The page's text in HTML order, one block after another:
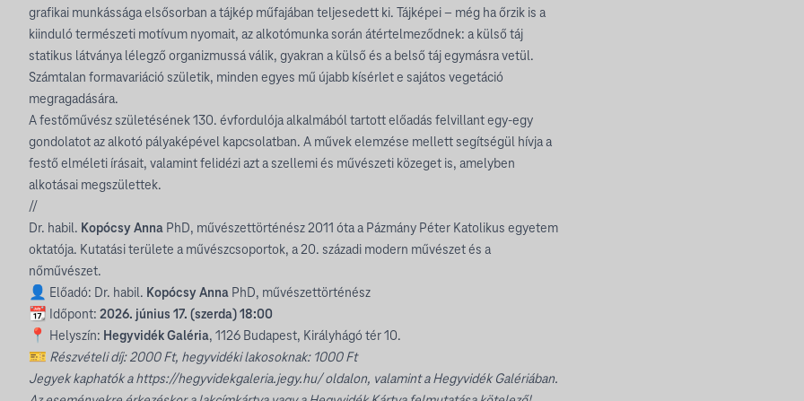
grafikai munkássága elsősorban a tájkép műfajában teljesedett ki. Tájképei – még ha őrzik is a
kiinduló természeti motívum nyomait, az alkotómunka során átértelmeződnek: a külső táj
statikus látványa lélegző organizmussá válik, gyakran a külső és a belső táj egymásra vetül.
Számtalan formavariáció születik, minden egyes mű újabb kísérlet e sajátos vegetáció
megragadására.
A festőművész születésének 130. évfordulója alkalmából tartott előadás felvillant egy-egy
gondolatot az alkotó pályaképével kapcsolatban. A művek elemzése mellett segítségül hívja a
festő elméleti írásait, valamint felidézi azt a szellemi és művészeti közeget is, amelyben
alkotásai megszülettek.
//
Dr. habil. Kopócsy Anna PhD, művészettörténész 2011 óta a Pázmány Péter Katolikus egyetem
oktatója. Kutatási területe a művészcsoportok, a 20. századi modern művészet és a
nőművészet.
👤 Előadó: Dr. habil. Kopócsy Anna PhD, művészettörténész
📆 Időpont: 2026. június 17. (szerda) 18:00
📍 Helyszín: Hegyvidék Galéria, 1126 Budapest, Királyhágó tér 10.
🎫 Részvételi díj: 2000 Ft, hegyvidéki lakosoknak: 1000 Ft
Jegyek kaphatók ahttps://hegyvidekgaleria.jegy.hu/oldalon, valamint a Hegyvidék Galériában.